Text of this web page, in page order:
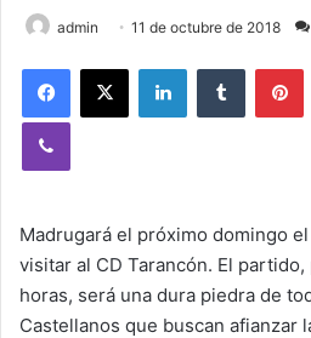
admin 11 de octubre de 2018
Madrugará el próximo domingo
visitar al CD Tarancón. El
horas, será una dura piedra de
Castellanos que buscan afianzar